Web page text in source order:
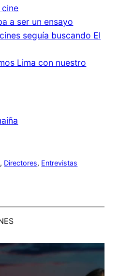
a ser un ensayo
seguía buscando El
Lima con nuestro
, Directores, Entrevistas